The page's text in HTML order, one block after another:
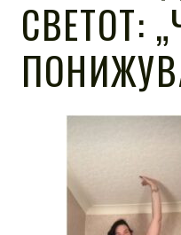
СВЕТОТ: